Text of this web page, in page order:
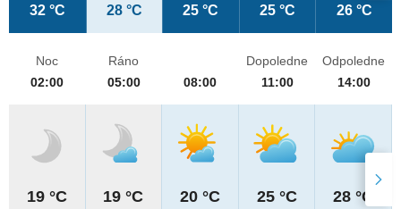
32 °C 28 °C 25 °C 25 °C 26 °C
Noc
02:00
19 °C
Ráno
05:00
19 °C
08:00
20 °C
Dopoledne
11:00
25 °C
Odpoledne
14:00
28 °C